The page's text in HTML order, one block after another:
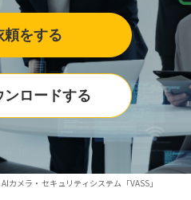
AIカメラ・セキュリティシステム「VASS」
頼をする
ンロードする